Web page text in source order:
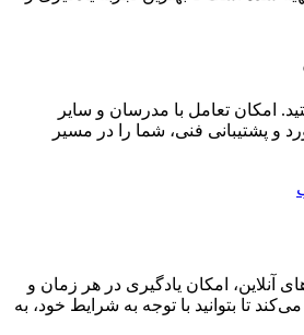
امکان تعامل با مدرسان و سایر
و پشتیبانی فنی، شما را در مسیر
آنلاین، امکان یادگیری در هر زمان و
تا بتوانید با توجه به شرایط خود، به